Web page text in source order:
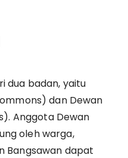
dua badan, yaitu
dan Dewan
Anggota Dewan
oleh warga,
Bangsawan dapat